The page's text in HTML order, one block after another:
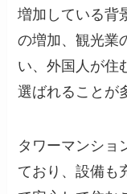
増加している背
の増加、観光業
い、外国人が住
選ばれることが
タワーマンショ
ており、設備も